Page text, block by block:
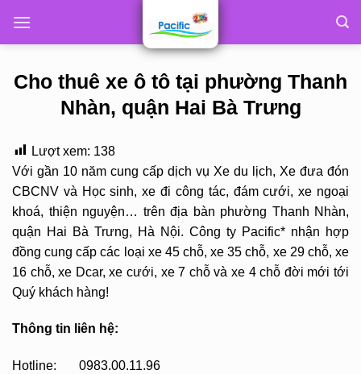
Cho thuê xe ô tô tại phường Thanh
Nhàn, quận Hai Bà Trưng
Lượt xem: 138
Với gần 10 năm cung cấp dịch vụ Xe du lịch, Xe đưa đón
CBCNV và Học sinh, xe đi công tác, đám cưới, xe ngoại
khoá, thiện nguyện… trên địa bàn phường Thanh Nhàn,
quận Hai Bà Trưng, Hà Nội. Công ty Pacific* nhận hợp
đồng cung cấp các loại xe 45 chỗ, xe 35 chỗ, xe 29 chỗ, xe
16 chỗ, xe Dcar, xe cưới, xe 7 chỗ và xe 4 chỗ đời mới tới
Quý khách hàng!
Thông tin liên hệ:
Hotline: 0983.00.11.96